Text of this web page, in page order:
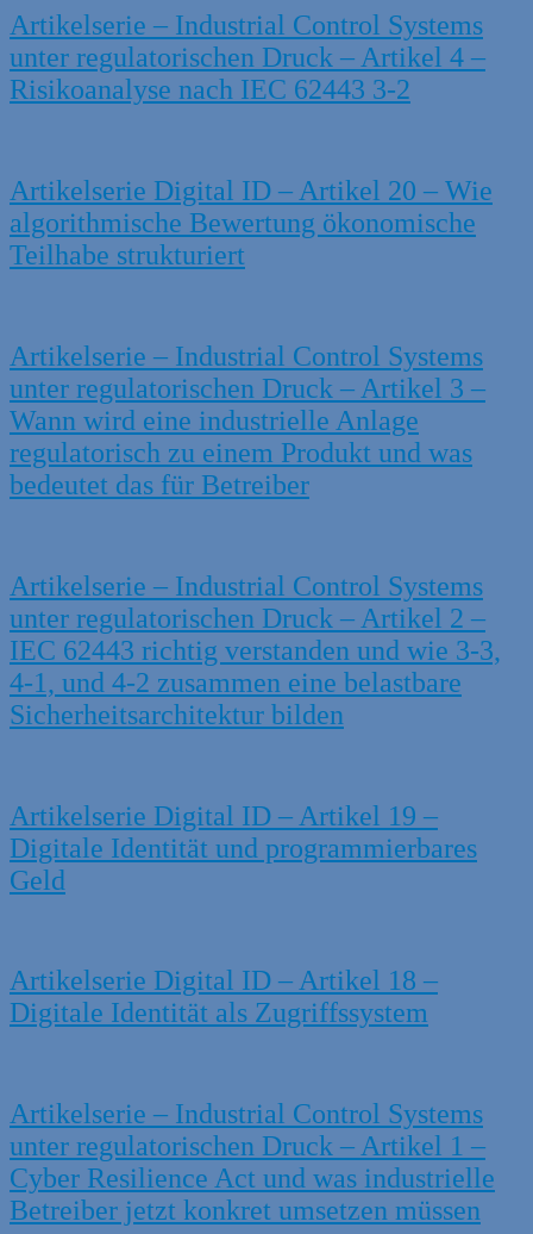
Artikelserie – Industrial Control Systems
unter regulatorischen Druck – Artikel 4 –
Risikoanalyse nach IEC 62443 3-2
Artikelserie Digital ID – Artikel 20 – Wie
algorithmische Bewertung ökonomische
Teilhabe strukturiert
Artikelserie – Industrial Control Systems
unter regulatorischen Druck – Artikel 3 –
Wann wird eine industrielle Anlage
regulatorisch zu einem Produkt und was
bedeutet das für Betreiber
Artikelserie – Industrial Control Systems
unter regulatorischen Druck – Artikel 2 –
IEC 62443 richtig verstanden und wie 3-3,
4-1, und 4-2 zusammen eine belastbare
Sicherheitsarchitektur bilden
Artikelserie Digital ID – Artikel 19 –
Digitale Identität und programmierbares
Geld
Artikelserie Digital ID – Artikel 18 –
Digitale Identität als Zugriffssystem
Artikelserie – Industrial Control Systems
unter regulatorischen Druck – Artikel 1 –
Cyber Resilience Act und was industrielle
Betreiber jetzt konkret umsetzen müssen